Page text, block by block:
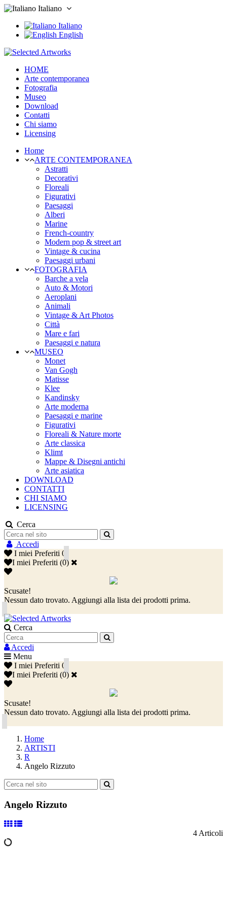
Italiano
Italiano
English
HOME
Arte contemporanea
Fotografia
Museo
Download
Contatti
Chi siamo
Licensing
Home
ARTE CONTEMPORANEA
Astratti
Decorativi
Floreali
Figurativi
Paesaggi
Alberi
Marine
French-country
Modern pop & street art
Vintage & cucina
Paesaggi urbani
FOTOGRAFIA
Barche a vela
Auto & Motori
Aeroplani
Animali
Vintage & Art Photos
Città
Mare e fari
Paesaggi e natura
MUSEO
Monet
Van Gogh
Matisse
Klee
Kandinsky
Arte moderna
Paesaggi e marine
Figurativi
Floreali & Nature morte
Arte classica
Klimt
Mappe & Disegni antichi
Arte asiatica
DOWNLOAD
CONTATTI
CHI SIAMO
LICENSING
Cerca
Accedi
I miei Preferiti 0
I miei Preferiti (0)
Scusate!
Nessun dato trovato. Aggiungi alla lista dei prodotti prima.
Cerca
Accedi
Menu
I miei Preferiti 0
I miei Preferiti (0)
Scusate!
Nessun dato trovato. Aggiungi alla lista dei prodotti prima.
Home
ARTISTI
R
Angelo Rizzuto
Angelo Rizzuto
4 Articoli